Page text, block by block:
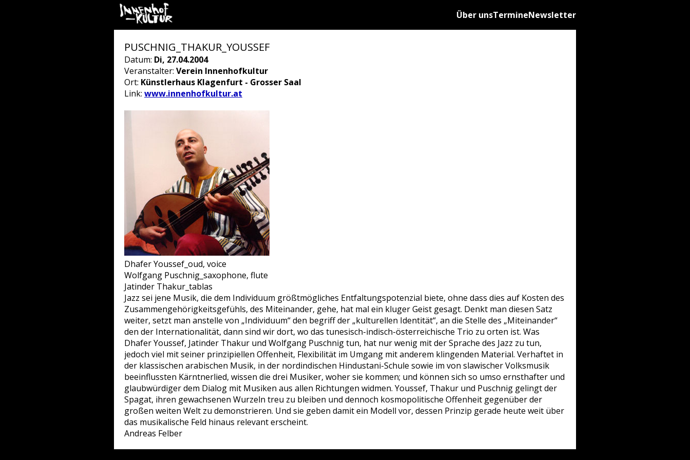
Über unsTermineNewsletter
PUSCHNIG_THAKUR_YOUSSEF
Datum: Di, 27.04.2004
Veranstalter: Verein Innenhofkultur
Ort: Künstlerhaus Klagenfurt - Grosser Saal
Link: www.innenhofkultur.at
Dhafer Youssef_oud, voice
Wolfgang Puschnig_saxophone, flute
Jatinder Thakur_tablas
Jazz sei jene Musik, die dem Individuum größtmögliches Entfaltungspotenzial biete, ohne dass dies auf Kosten des
Zusammengehörigkeitsgefühls, des Miteinander, gehe, hat mal ein kluger Geist gesagt. Denkt man diesen Satz
weiter, setzt man anstelle von „Individuum“ den begriff der „kulturellen Identität“, an die Stelle des „Miteinander“
den der Internationalität, dann sind wir dort, wo das tunesisch-indisch-österreichische Trio zu orten ist. Was
Dhafer Youssef, Jatinder Thakur und Wolfgang Puschnig tun, hat nur wenig mit der Sprache des Jazz zu tun,
jedoch viel mit seiner prinzipiellen Offenheit, Flexibilität im Umgang mit anderem klingenden Material. Verhaftet in
der klassischen arabischen Musik, in der nordindischen Hindustani-Schule sowie im von slawischer Volksmusik
beeinflussten Kärntnerlied, wissen die drei Musiker, woher sie kommen; und können sich so umso ernsthafter und
glaubwürdiger dem Dialog mit Musiken aus allen Richtungen widmen. Youssef, Thakur und Puschnig gelingt der
Spagat, ihren gewachsenen Wurzeln treu zu bleiben und dennoch kosmopolitische Offenheit gegenüber der
großen weiten Welt zu demonstrieren. Und sie geben damit ein Modell vor, dessen Prinzip gerade heute weit über
das musikalische Feld hinaus relevant erscheint.
Andreas Felber